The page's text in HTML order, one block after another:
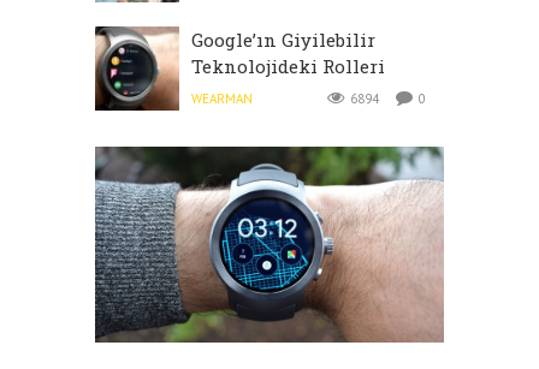
Google’ın Giyilebilir
Teknolojideki Rolleri
WEARMAN 6894 0